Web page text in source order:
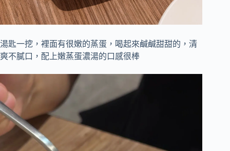
湯匙一挖，裡面有很嫩的蒸蛋，喝起來鹹鹹甜甜的，清
爽不膩口，配上嫩蒸蛋濃湯的口感很棒